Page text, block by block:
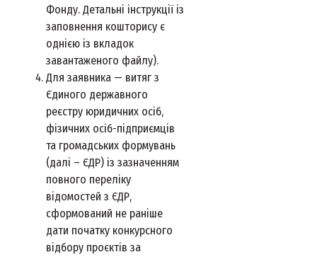
Фонду. Детальні інструкції із
заповнення кошторису є
однією із вкладок
завантаженого файлу).
Для заявника — витяг з
Єдиного державного
реєстру юридичних осіб,
фізичних осіб-підприємців
та громадських формувань
(далі – ЄДР) із зазначенням
повного переліку
відомостей з ЄДР,
сформований не раніше
дати початку конкурсного
відбору проєктів за